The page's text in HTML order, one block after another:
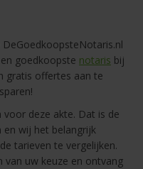
goedkoopste notaris bij
gratis offertes aan te
deze akte. Dat is de
en wij het belangrijk
tarieven te vergelijken.
van uw keuze en ontvang